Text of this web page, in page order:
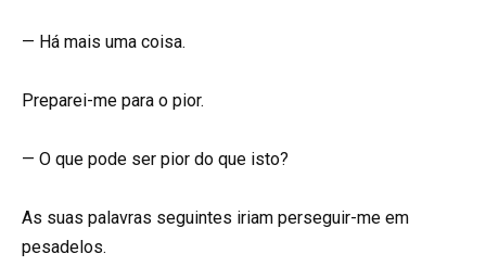
— Há mais uma coisa.
Preparei-me para o pior.
— O que pode ser pior do que isto?
As suas palavras seguintes iriam perseguir-me em
pesadelos.